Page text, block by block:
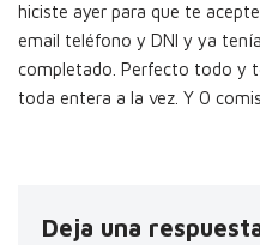
hiciste ayer para que te
email teléfono y DNI y ya
completado. Perfecto todo y
toda entera a la vez. Y 0
Deja una